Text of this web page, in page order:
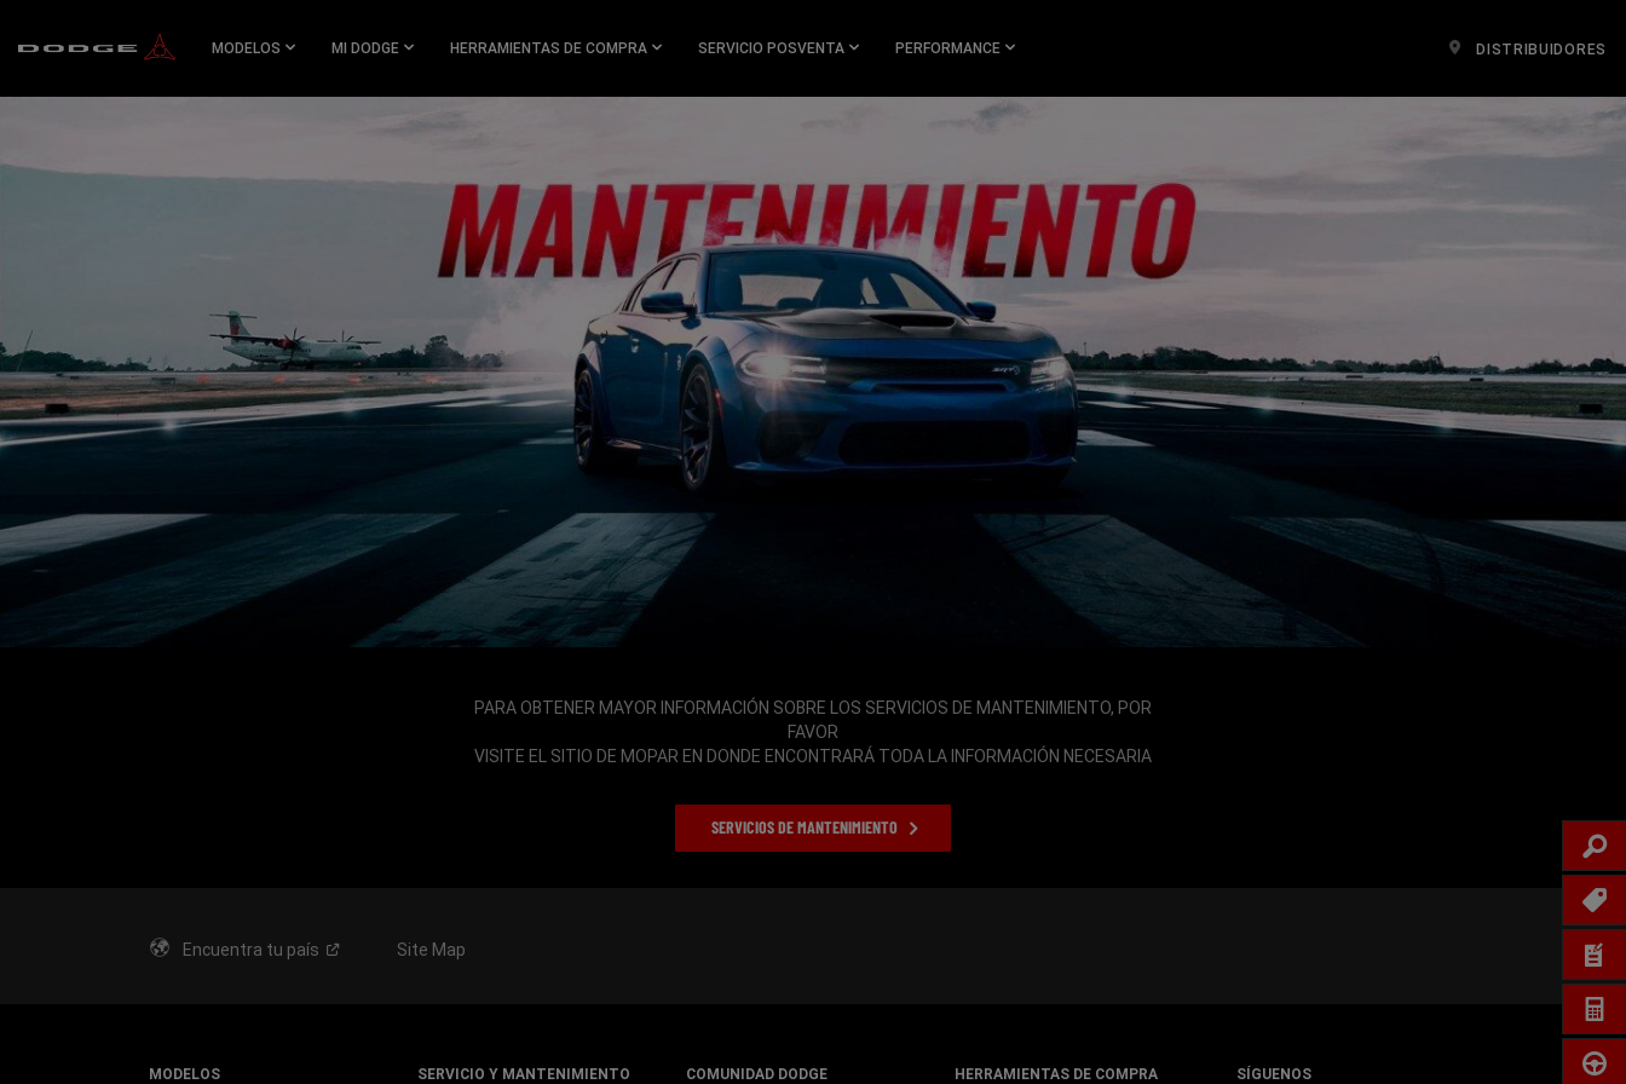
CONTENT
MODELOS MI DODGE HERRAMIENTAS DE COMPRA SERVICIO POSVENTA PERFORMANCE DISTRIBUIDORES
PARA OBTENER MAYOR INFORMACIÓN SOBRE LOS SERVICIOS DE MANTENIMIENTO, POR
FAVOR
VISITE EL SITIO DE MOPAR EN DONDE ENCONTRARÁ TODA LA INFORMACIÓN NECESARIA
SERVICIOS DE MANTENIMIENTO
Encuentra tu país Site Map
MODELOS SERVICIO Y MANTENIMIENTO COMUNIDAD DODGE HERRAMIENTAS DE COMPRA SÍGUENOS